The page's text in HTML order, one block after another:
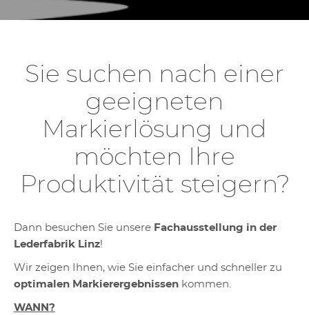
Sie suchen nach einer
geeigneten
Markierlösung und
möchten Ihre
Produktivität steigern?
Dann besuchen Sie unsere Fachausstellung in der
Lederfabrik Linz!
Wir zeigen Ihnen, wie Sie einfacher und schneller zu
optimalen Markierergebnissen kommen.
WANN?